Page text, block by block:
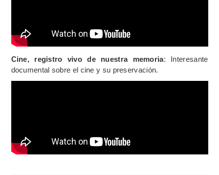
Cine, registro vivo de nuestra memoria: Interesante
documental sobre el cine y su preservación.